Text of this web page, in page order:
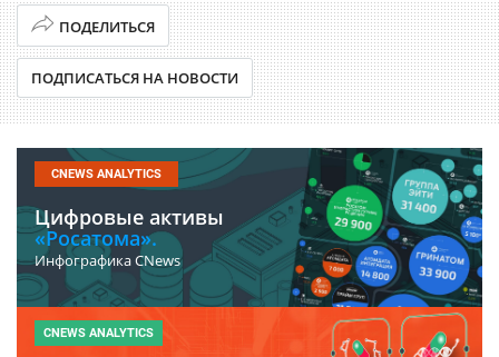
ПОДЕЛИТЬСЯ
ПОДПИСАТЬСЯ НА НОВОСТИ
CNEWS ANALYTICS
Цифровые активы
«Росатома».
Инфографика CNews
CNEWS ANALYTICS